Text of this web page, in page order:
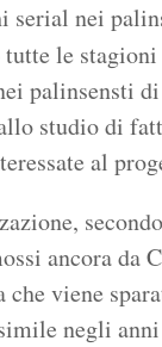
nei
le
palinsensti
studio di
al
ancora da
viene
negli